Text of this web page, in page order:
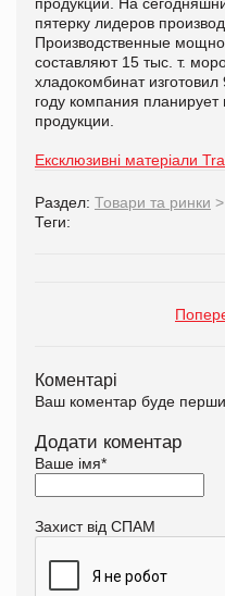
пятерку лидеров
Производственные
составляют 15 тыс. т.
хладокомбинат
году компания планирует
продукции.
Ексклюзивні матеріали
Раздел: Товари та ринки >
Теги:
Коментарі
Ваш коментар буде
Додати коментар
Ваше імя*
Захист від СПАМ